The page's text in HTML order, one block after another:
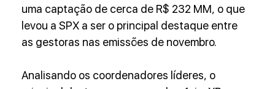
uma captação de cerca de R$ 232 MM, o que
levou a SPX a ser o principal destaque entre
as gestoras nas emissões de novembro.
Analisando os coordenadores líderes, o